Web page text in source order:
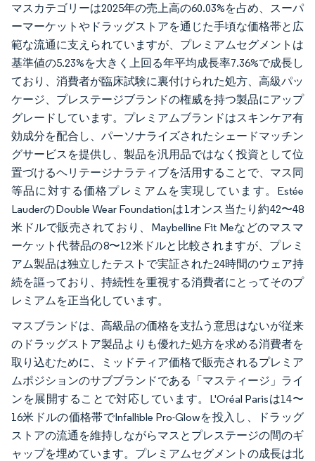
マスカテゴリーは2025年の売上高の60.03%を占め、スーパ
ーマーケットやドラッグストアを通じた手頃な価格帯と広
範な流通に支えられていますが、プレミアムセグメントは
基準値の5.23%を大きく上回る年平均成長率7.36%で成長し
ており、消費者が臨床試験に裏付けられた処方、高級パッ
ケージ、プレステージブランドの権威を持つ製品にアップ
グレードしています。プレミアムブランドはスキンケア有
効成分を配合し、パーソナライズされたシェードマッチン
グサービスを提供し、製品を汎用品ではなく投資として位
置づけるヘリテージナラティブを活用することで、マス同
等品に対する価格プレミアムを実現しています。Estée
LauderのDouble Wear Foundationは1オンス当たり約42〜48
米ドルで販売されており、Maybelline Fit Meなどのマスマ
ーケット代替品の8〜12米ドルと比較されますが、プレミ
アム製品は独立したテストで実証された24時間のウェア持
続を謳っており、持続性を重視する消費者にとってそのプ
レミアムを正当化しています。
マスブランドは、高級品の価格を支払う意思はないが従来
のドラッグストア製品よりも優れた処方を求める消費者を
取り込むために、ミッドティア価格で販売されるプレミア
ムポジションのサブブランドである「マスティージ」ライ
ンを展開することで対応しています。L'Oréal Parisは14〜
16米ドルの価格帯でInfallible Pro-Glowを投入し、ドラッグ
ストアの流通を維持しながらマスとプレステージの間のギ
ャップを埋めています。プレミアムセグメントの成長は北